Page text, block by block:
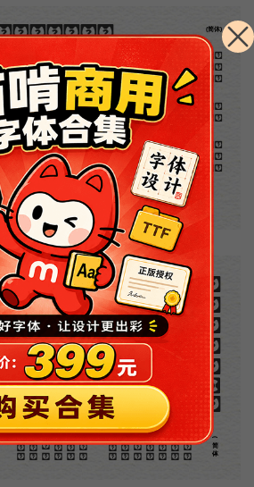
刻创作法·序
来是画管画，刻管刻，印管印的。中国用得最早，而照例也久经衰
格致汇编》，插图就已非中国刻工所能刻，精细的必需由英国运了
也即「复制木刻」，和用在编给印度人读的英文书，后来也就移给
的。
图，便震惊于它的精工活泼，当作宝贝看。到近几年，才知道西洋
就是原画，倘用木版，便叫作「创作木刻」，是艺术家直接的创作
我们所要绍介的，便是这一种。
，这才是第一本。虽然稍简略，却已经给了读者一个大意。由此发
起来的，技艺也会精炼起来的，采取新法，加以中国旧日之所长，
时作者各将自己的本领和心得，贡献出来，中国的木刻界就会发生
(简体)
木刻创作法·序
地
不
问
东
西
，
凡
木
刻
的
图
版
，
向
来
是
画
管
画，
刻
管
刻
，
印
管
印
的
。
中
国
用
得
最
早
，
而
照
例也
久
经
衰
退
；
清
光
绪
中
，
英
人
傅
兰
雅
氏
编
印
《格
致
汇
编
》
，
插
图
就
已
非
中
国
刻
工
所
能
刻
，
精细
的
必
需
由
英
国
运
了
图
版
来
。
那
就
是
所
谓
「木
口
木
刻
」
，
也
即
「
复
制
木
刻
」
，
和
用
在
编
给印
度
人
读
的
英
文
书
，
后
来
也
就
移
给
中
国
人
读
的英
文
书
上
的
插
画
，
是
同
类
的
。
那
时
我
还
是
一
个
儿
童
，
见
了
这
些
图
，
便
震
惊于
它
的
精
工
活
泼
，
当
作
宝
贝
看
。
到
近
几
年
，
才知
道
西
洋
还
有
一
种
由
画
家
一
手
造
成
的
版
画
，
也就
是
原
画
，
倘
用
木
版
，
便
叫
作
「
创
作
木
刻」
，
是
艺
术
家
直
接
的
创
作
品
，
毫
不
假
手
于
刻
者和
印
者
的
。
现
在
我
们
所
要
绍
介
的
，
便
是
这
一
种
。
(简体)